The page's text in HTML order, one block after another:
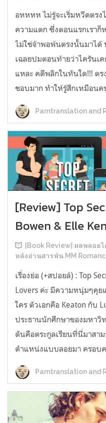
อหหหห ไม่รู้จะเริ่มหวีดตรง
ความแตก ซึ่งตอนแรกเรา
ไม่ใช่จ้าพอพ้นตรงนั้นมาได้
เฉลยปมตอนท้ายว่าไครันเ
แหละ คดีพลิกในทันใด!!! ต
ชอบมาก ทำให้รู้สึกเหมือนค
Parntranslation and
[Review] Top
Bowen & Elle
[Book Review] ผลพลอย
หลังอ่านสารพัน MM
เรื่องย่อ (+สปอยล์) : Top
Lovers ค่ะ มีความหนุ่มๆคุ
ใคร ตัวเอกคือ Keaton กับ
ประธานนักศึกษาของมหาวิ
ตันคือตระกูลเรียนที่นี่มาสา
ตำแหน่งแบบลอยมา ครอบ
Parntranslation and